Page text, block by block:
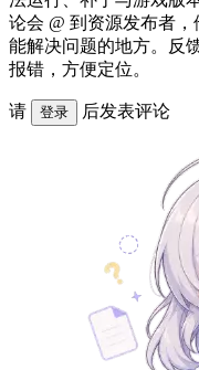
论会 @ 到资源发布者
能解决问题的地方。反
报错，方便定位。
请 登录 后发表评论